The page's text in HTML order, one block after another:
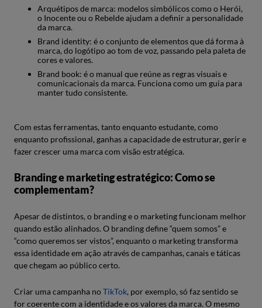
Arquétipos de marca: modelos simbólicos como o Herói,
o Inocente ou o Rebelde ajudam a definir a personalidade
da marca.
Brand identity: é o conjunto de elementos que dá forma à
marca, do logótipo ao tom de voz, passando pela paleta de
cores e valores.
Brand book: é o manual que reúne as regras visuais e
comunicacionais da marca. Funciona como um guia para
manter tudo consistente.
Com estas ferramentas, tanto enquanto estudante, como
enquanto profissional, ganhas a capacidade de estruturar, gerir e
fazer crescer uma marca com visão estratégica.
Branding e marketing estratégico: Como se
complementam?
Apesar de distintos, o branding e o marketing funcionam melhor
quando estão alinhados. O branding define “quem somos” e
“como queremos ser vistos”, enquanto o marketing transforma
essa identidade em ação através de campanhas, canais e táticas
que chegam ao público certo.
Criar uma campanha noTikTok, por exemplo, só faz sentido se
for coerente com a identidade e os valores da marca. O mesmo